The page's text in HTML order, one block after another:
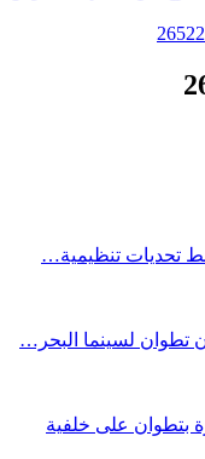
تحديات تنظيمية…
بتطوان على خلفية